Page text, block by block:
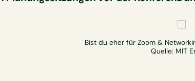
Bist du eher für Zoom &
Quelle: MIT